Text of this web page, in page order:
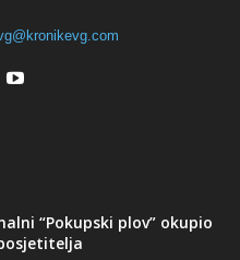
“Pokupski plov” okupio